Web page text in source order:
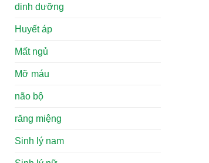
dinh dưỡng
Huyết áp
Mất ngủ
Mỡ máu
não bộ
răng miệng
Sinh lý nam